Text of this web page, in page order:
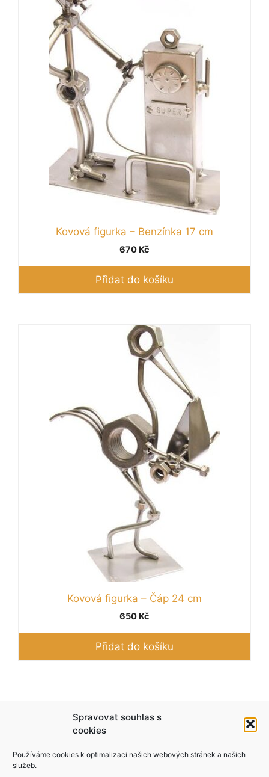
Spravovat souhlas s
cookies
Používáme cookies k optimalizaci našich webových stránek a našich
služeb.
Kovová figurka – Benzínka 17 cm
670 Kč
Přidat do košíku
Kovová figurka – Čáp 24 cm
650 Kč
Přidat do košíku
Podle zákona o evidenci tržeb je prodávající
povinen vystavit kupujícímu účtenku. Zároveň je
daně online; v případě technického výpadku pak